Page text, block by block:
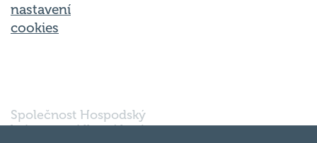
nastavení
cookies
Společnost Hospodský
kvíz s.r.o., sídlem Nové